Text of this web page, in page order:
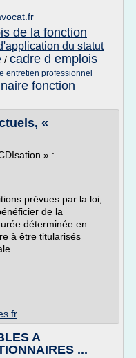
de la fonction
du statut
/ cadre d emplois
entretien professionnel
fonction
«
» :
prévues par la loi,
de la
déterminée en
à être titularisés
A
...